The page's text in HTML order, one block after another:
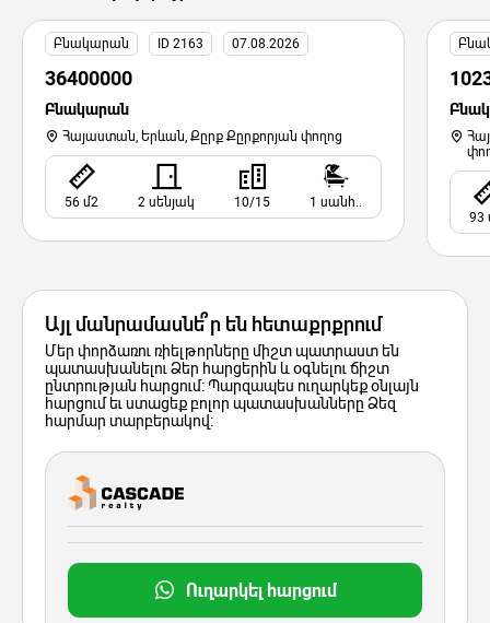
Բնակարան ID 2163 07.08.2026
36400000
Բնակարան
Հայաստան, Երևան, Քըրք Քըրքորյան փողոց
56 մ2 2 սենյակ 10/15 1 սանհ..
93
Այլ մանրամասնե՞ր են հետաքրքրում
Մեր փորձառու ռիելթորները միշտ պատրաստ են
պատասխանելու Ձեր հարցերին և օգնելու ճիշտ
ընտրության հարցում: Պարզապես ուղարկեք օնլայն
հարցում եւ ստացեք բոլոր պատասխանները Ձեզ
հարմար տարբերակով:
Ուղարկել հարցում